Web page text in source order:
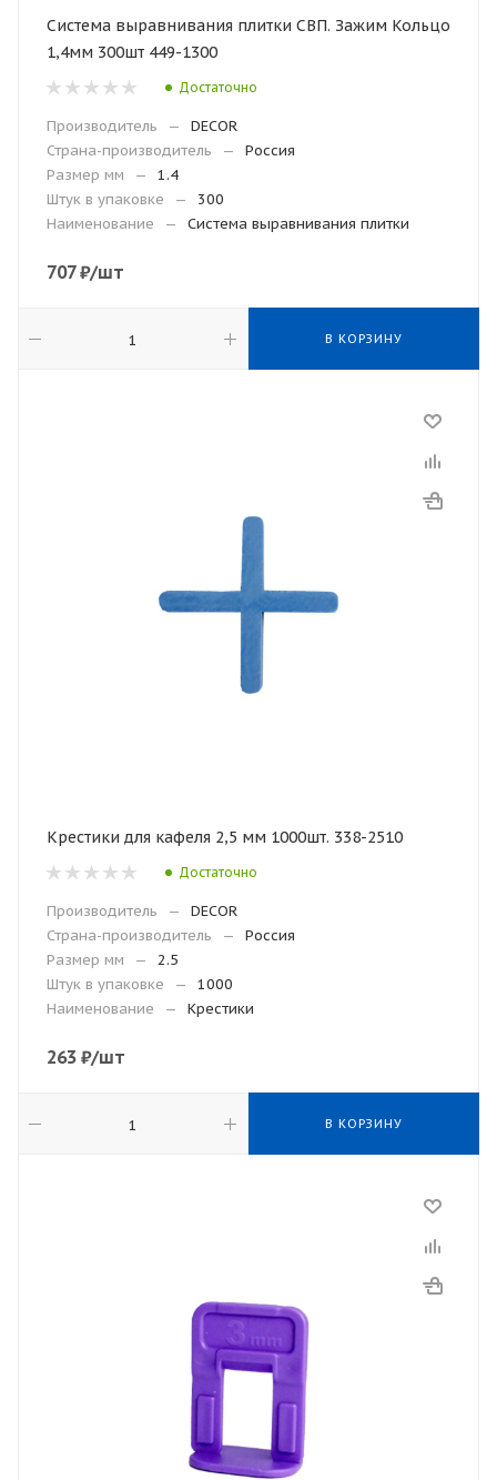
Система выравнивания плитки СВП. Зажим Кольцо
1,4мм 300шт 449-1300
Достаточно
Производитель —
DECOR
Страна-производитель
—
Россия
Размер мм
—
1.4
Штук в упаковке
—
300
Наименование
— Система выравнивания плитки
707₽/шт
В КОРЗИНУ
Крестики для кафеля 2,5 мм 1000шт. 338-2510
Достаточно
Производитель —
DECOR
Страна-производитель
—
Россия
Размер мм
—
2.5
Штук в упаковке
—
1000
Наименование
— Крестики
263 ₽/шт
В КОРЗИНУ